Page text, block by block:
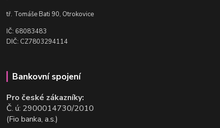
tř. Tomáše Bati 90, Otrokovice
IČ: 68083483
DIČ: CZ7803294114
Bankovní spojení
Pro české zákazníky:
Č. ú: 2900014730/2010
(Fio banka, a.s.)